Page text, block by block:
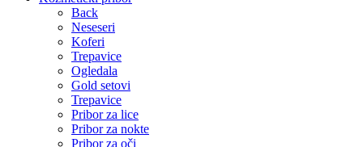
Back
Neseseri
Koferi
Trepavice
Ogledala
Gold setovi
Trepavice
Pribor za lice
Pribor za nokte
Pribor za oči